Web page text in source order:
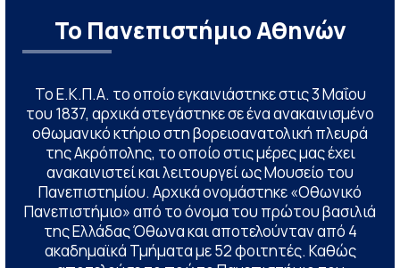
Το Πανεπιστήμιο Αθηνών
Το Ε.Κ.Π.Α. το οποίο εγκαινιάστηκε στις 3 Μαΐου
του 1837, αρχικά στεγάστηκε σε ένα ανακαινισμένο
οθωμανικό κτήριο στη βορειοανατολική πλευρά
της Ακρόπολης, το οποίο στις μέρες μας έχει
ανακαινιστεί και λειτουργεί ως Μουσείο του
Πανεπιστημίου. Αρχικά ονομάστηκε «Οθωνικό
Πανεπιστήμιο» από το όνομα του πρώτου βασιλιά
της Ελλάδας Όθωνα και αποτελούνταν από 4
ακαδημαϊκά Τμήματα με 52 φοιτητές. Καθώς